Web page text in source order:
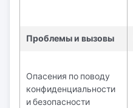
Проблемы и вызовы
Опасения по поводу
конфиденциальности
и безопасности